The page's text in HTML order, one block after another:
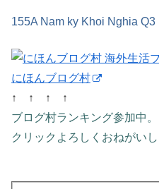
155A Nam ky Khoi Nghia Q3
にほんブログ村
↑ ↑ ↑ ↑
ブログ村ランキング参加中。
クリックよろしくおねがい